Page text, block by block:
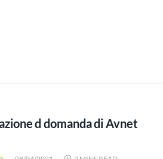
d domanda di Avnet